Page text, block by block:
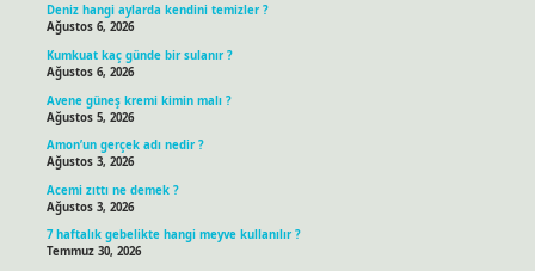
Deniz hangi aylarda kendini temizler ?
Ağustos 6, 2026
Kumkuat kaç günde bir sulanır ?
Ağustos 6, 2026
Avene güneş kremi kimin malı ?
Ağustos 5, 2026
Amon’un gerçek adı nedir ?
Ağustos 3, 2026
Acemi zıttı ne demek ?
Ağustos 3, 2026
7 haftalık gebelikte hangi meyve kullanılır ?
Temmuz 30, 2026